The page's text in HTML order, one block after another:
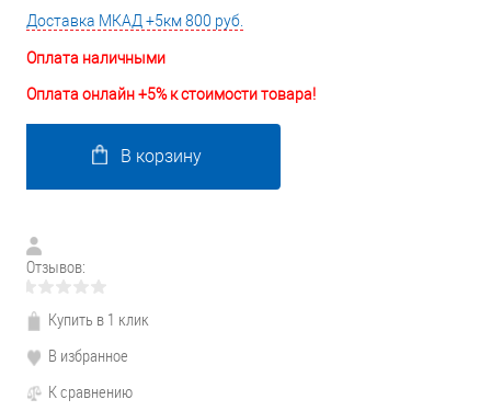
Доставка МКАД +5км 800 руб.
Оплата наличными
Оплата онлайн +5% к стоимости товара!
В корзину
Отзывов:
Купить в 1 клик
В избранное
К сравнению